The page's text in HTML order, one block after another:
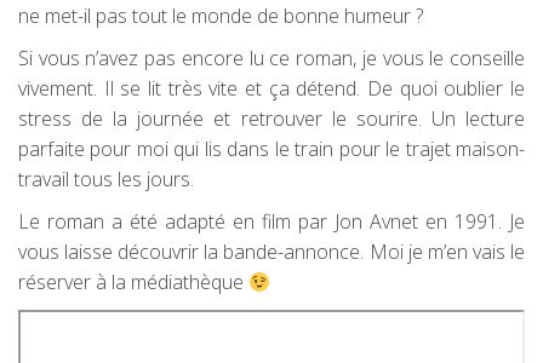
ne met-il pas tout le monde de bonne humeur ?
Si vous n’avez pas encore lu ce roman, je vous le conseille
vivement. Il se lit très vite et ça détend. De quoi oublier le
stress de la journée et retrouver le sourire. Un lecture
parfaite pour moi qui lis dans le train pour le trajet maison-
travail tous les jours.
Le roman a été adapté en film par Jon Avnet en 1991. Je
vous laisse découvrir la bande-annonce. Moi je m’en vais le
réserver à la médiathèque